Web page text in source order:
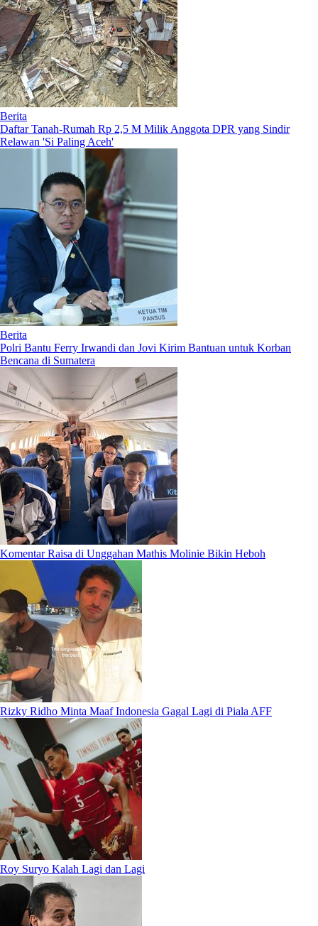
Berita
Daftar Tanah-Rumah Rp 2,5 M Milik Anggota DPR yang Sindir
Relawan 'Si Paling Aceh'
Berita
Polri Bantu Ferry Irwandi dan Jovi Kirim Bantuan untuk Korban
Bencana di Sumatera
Komentar Raisa di Unggahan Mathis Molinie Bikin Heboh
Rizky Ridho Minta Maaf Indonesia Gagal Lagi di Piala AFF
Roy Suryo Kalah Lagi dan Lagi